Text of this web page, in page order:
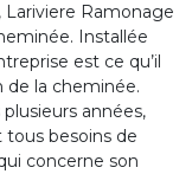
Ramonage
Installée
est ce qu’il
de la cheminée.
années,
besoins de
concerne son